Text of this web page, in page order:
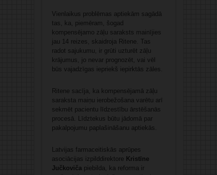
Vienlaikus problēmas aptiekām sagādā
tas, ka, piemēram, šogad
kompensējamo zāļu saraksts mainījies
jau 14 reizes, skaidroja Ritene. Tas
radot sajukumu, ir grūti uzturēt zāļu
krājumus, jo nevar prognozēt, vai vēl
būs vajadzīgas iepriekš iepirktās zāles.
Ritene sacīja, ka kompensējamā zāļu
saraksta maiņu ierobežošana varētu arī
sekmēt pacientu līdzestību ārstēšanās
procesā. Līdztekus būtu jādomā par
pakalpojumu paplašināšanu aptiekās.
Latvijas farmaceitiskās aprūpes
asociācijas izpilddirektore Kristīne
Jučkoviča piebilda, ka reforma ir